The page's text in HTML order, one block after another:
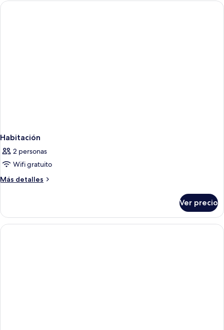
HABITACIÓN
Habitación
2 personas
Wifi gratuito
Más detalles
Más
Ver precio